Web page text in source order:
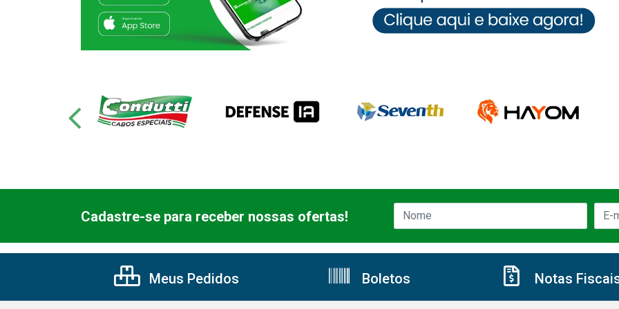
Cadastre-se para receber nossas ofertas!
Meus Pedidos Boletos Notas